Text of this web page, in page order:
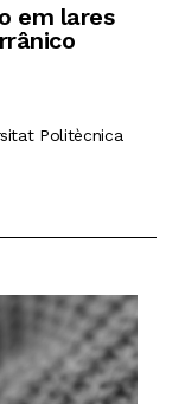
em lares
Politècnica